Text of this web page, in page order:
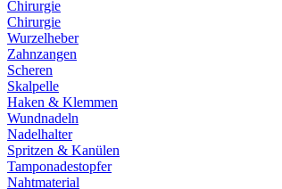
Chirurgie
Chirurgie
Wurzelheber
Zahnzangen
Scheren
Skalpelle
Haken & Klemmen
Wundnadeln
Nadelhalter
Spritzen & Kanülen
Tamponadestopfer
Nahtmaterial